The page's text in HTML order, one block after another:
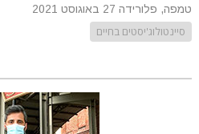
טמפה, פלורידה 27 באוגוסט 2021
סיינטולוג'יסטים בחיים